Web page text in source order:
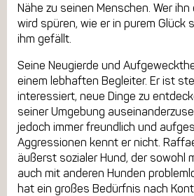
Nähe zu seinen Menschen. Wer
wird spüren, wie er in purem Glück
ihm gefällt.
Seine Neugierde und
einem lebhaften Begleiter. Er ist
interessiert, neue Dinge zu
seiner Umgebung
jedoch immer freundlich und
Aggressionen kennt er nicht.
äußerst sozialer Hund, der sowohl
auch mit anderen Hunden
hat ein großes Bedürfnis nach